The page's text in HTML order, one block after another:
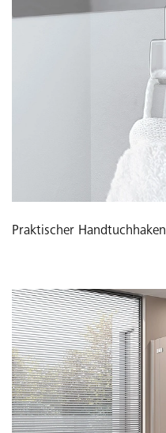
Praktischer Handtuchhaken